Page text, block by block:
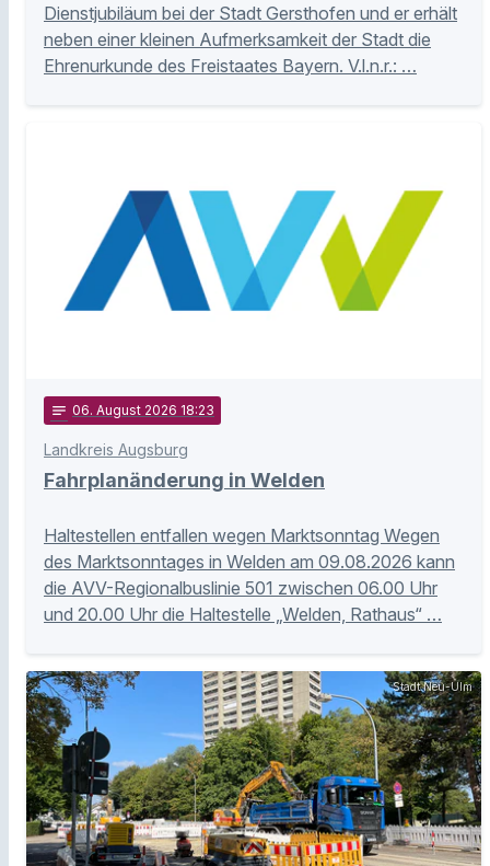
Dienstjubiläum bei der Stadt Gersthofen und er erhält
neben einer kleinen Aufmerksamkeit der Stadt die
Ehrenurkunde des Freistaates Bayern. V.l.n.r.: …
notes 06. August 2026 18:23
Landkreis Augsburg
Fahrplanänderung in Welden
Haltestellen entfallen wegen Marktsonntag Wegen
des Marktsonntages in Welden am 09.08.2026 kann
die AVV-Regionalbuslinie 501 zwischen 06.00 Uhr
und 20.00 Uhr die Haltestelle „Welden, Rathaus“ …
Stadt Neu-Ulm